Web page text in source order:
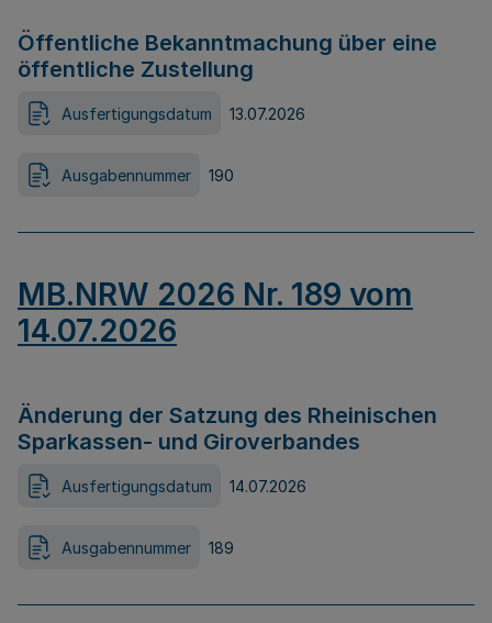
Öffentliche Bekanntmachung über eine
öffentliche Zustellung
Ausfertigungsdatum 13.07.2026
Ausgabennummer 190
MB.NRW 2026 Nr. 189 vom
14.07.2026
Änderung der Satzung des Rheinischen
Sparkassen- und Giroverbandes
Ausfertigungsdatum 14.07.2026
Ausgabennummer 189